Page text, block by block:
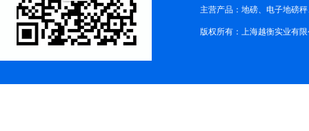
主营产品：地磅、电子地磅
版权所有：上海越衡实业有